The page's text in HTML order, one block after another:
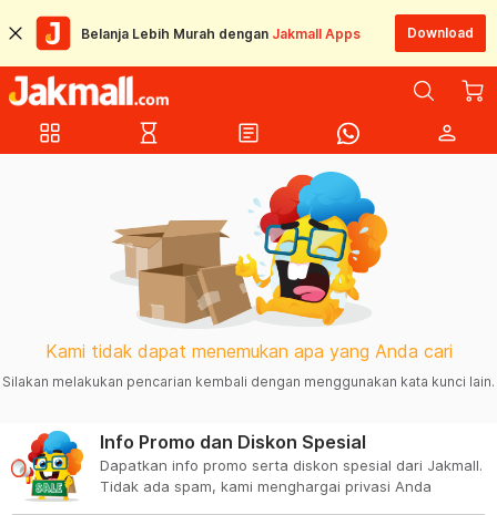
Belanja Lebih Murah dengan Jakmall Apps Download
grid_view hourglass_empty article person
Kami tidak dapat menemukan apa yang Anda cari
Silakan melakukan pencarian kembali dengan menggunakan kata kunci lain.
Info Promo dan Diskon Spesial
Dapatkan info promo serta diskon spesial dari Jakmall.
Tidak ada spam, kami menghargai privasi Anda